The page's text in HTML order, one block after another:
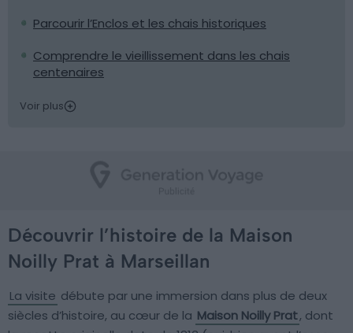
Parcourir l’Enclos et les chais historiques
Comprendre le vieillissement dans les chais
centenaires
Voir plus
Découvrir l’histoire de la Maison
Noilly Prat à Marseillan
La visite débute par une immersion dans plus de deux
siècles d’histoire, au cœur de la Maison Noilly Prat, dont